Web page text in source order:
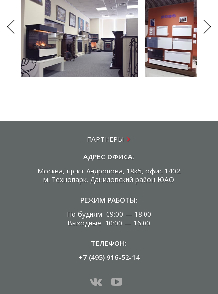
ПАРТНЕРЫ
АДРЕС ОФИСА:
Москва, пр-кт Андропова, 18к5, офис 1402
м. Технопарк. Даниловский район ЮАО
РЕЖИМ РАБОТЫ:
По будням 09:00 — 18:00
Выходные 10:00 — 16:00
ТЕЛЕФОН:
+7 (495) 916-52-14